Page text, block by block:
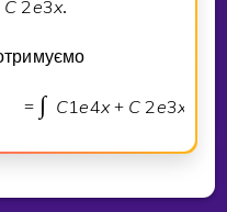
C 2e3x.
=∫ C1e4x + C 2e3x